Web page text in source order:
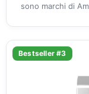
sono marchi di
Bestseller #3